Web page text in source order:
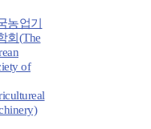
농업기
회(The
of